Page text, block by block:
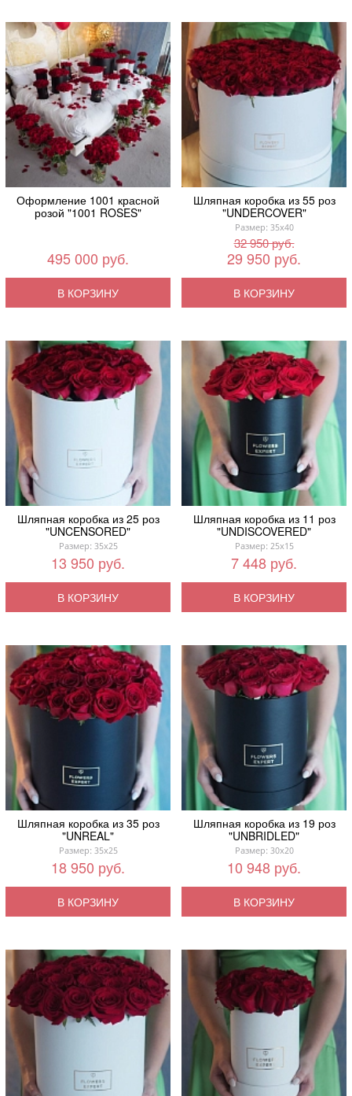
Оформление 1001 красной
розой "1001 ROSES"
495 000 руб.
В КОРЗИНУ
Шляпная коробка из 55 роз
"UNDERCOVER"
Размер: 35x40
32 950 руб.
29 950 руб.
В КОРЗИНУ
Шляпная коробка из 25 роз
"UNCENSORED"
Размер: 35x25
13 950 руб.
В КОРЗИНУ
Шляпная коробка из 11 роз
"UNDISCOVERED"
Размер: 25x15
7 448 руб.
В КОРЗИНУ
Шляпная коробка из 35 роз
"UNREAL"
Размер: 35x25
18 950 руб.
В КОРЗИНУ
Шляпная коробка из 19 роз
"UNBRIDLED"
Размер: 30x20
10 948 руб.
В КОРЗИНУ